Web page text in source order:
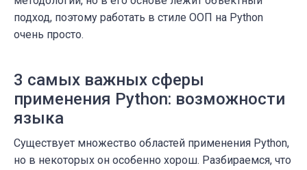
подход, поэтому работать в стиле ООП на Python
очень просто.
3 самых важных сферы
применения Python: возможности
языка
Существует множество областей применения Python,
но в некоторых он особенно хорош. Разбираемся, что